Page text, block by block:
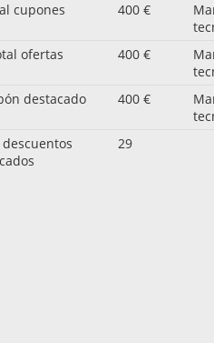
cupones
400 €
ofertas
400 €
destacado
400 €
29